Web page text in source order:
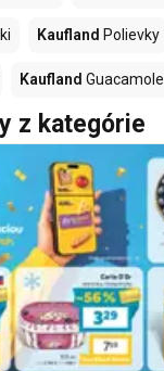
Kaufland Polievky
Kaufland Guacamole
z kategórie